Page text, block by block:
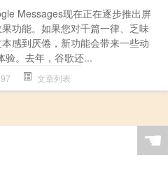
Messages现在正在逐步推出屏
功能。如果您对千篇一律、乏味
本感到厌倦，新功能会带来一些动
验。去年，谷歌还...
文章列表
☚